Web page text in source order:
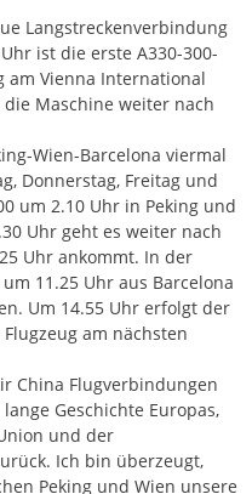
Langstreckenverbindung
ist die erste A330-300-
am Vienna International
Maschine weiter nach
Wien-Barcelona viermal
Donnerstag, Freitag und
um 2.10 Uhr in Peking und
Uhr geht es weiter nach
Uhr ankommt. In der
11.25 Uhr aus Barcelona
Um 14.55 Uhr erfolgt der
am nächsten
China Flugverbindungen
Geschichte Europas,
und der
Ich bin überzeugt,
Peking und Wien unsere